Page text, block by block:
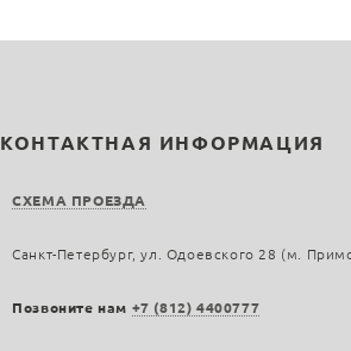
КОНТАКТНАЯ ИНФОРМАЦИЯ
СХЕМА ПРОЕЗДА
Санкт-Петербург, ул. Одоевского 28 (м.
Позвоните нам +7 (812) 4400777